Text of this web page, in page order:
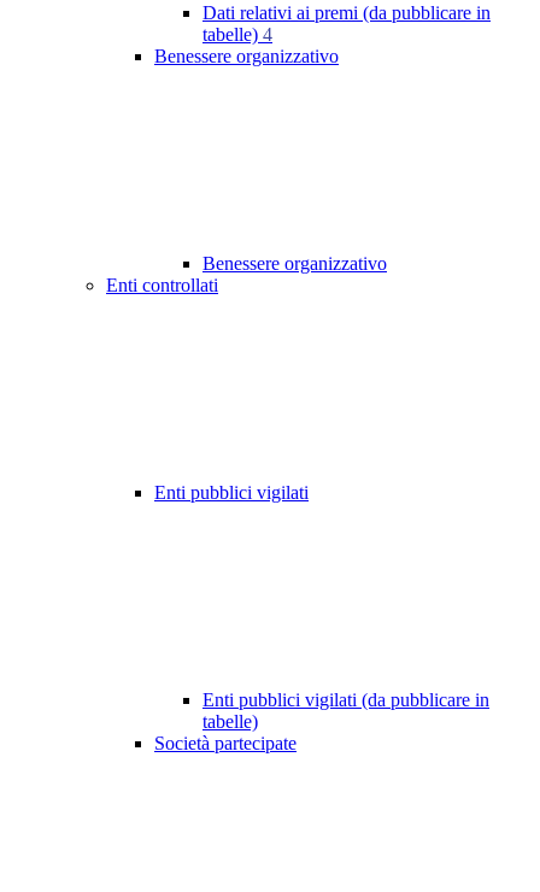
Dati relativi ai premi (da pubblicare in
tabelle) 4
Benessere organizzativo
Benessere organizzativo
Enti controllati
Enti pubblici vigilati
Enti pubblici vigilati (da pubblicare in
tabelle)
Società partecipate